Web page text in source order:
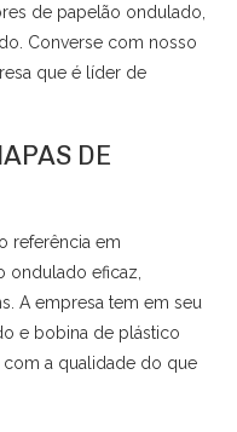
de papelão ondulado,
Converse com nosso
que é líder de
DE
referência em
ondulado eficaz,
A empresa tem em seu
e bobina de plástico
a qualidade do que